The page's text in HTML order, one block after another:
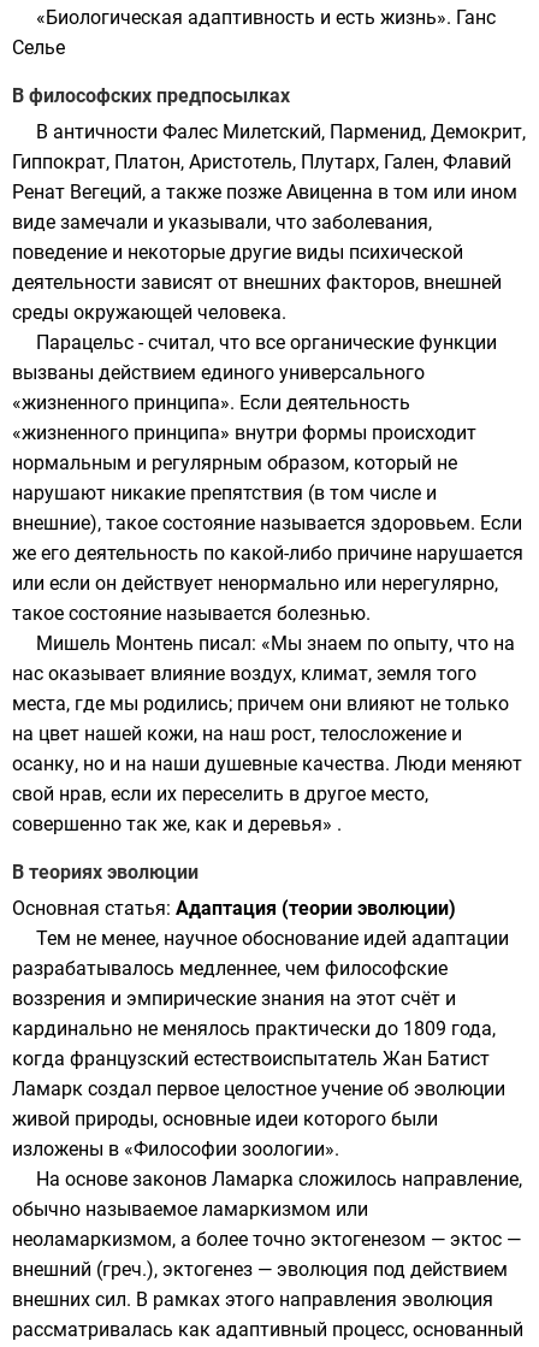
«Биологическая адаптивность и есть жизнь». Ганс
Селье
В философских предпосылках
В античности Фалес Милетский, Парменид, Демокрит,
Гиппократ, Платон, Аристотель, Плутарх, Гален, Флавий
Ренат Вегеций, а также позже Авиценна в том или ином
виде замечали и указывали, что заболевания,
поведение и некоторые другие виды психической
деятельности зависят от внешних факторов, внешней
среды окружающей человека.
Парацельс - считал, что все органические функции
вызваны действием единого универсального
«жизненного принципа». Если деятельность
«жизненного принципа» внутри формы происходит
нормальным и регулярным образом, который не
нарушают никакие препятствия (в том числе и
внешние), такое состояние называется здоровьем. Если
же его деятельность по какой-либо причине нарушается
или если он действует ненормально или нерегулярно,
такое состояние называется болезнью.
Мишель Монтень писал: «Мы знаем по опыту, что на
нас оказывает влияние воздух, климат, земля того
места, где мы родились; причем они влияют не только
на цвет нашей кожи, на наш рост, телосложение и
осанку, но и на наши душевные качества. Люди меняют
свой нрав, если их переселить в другое место,
совершенно так же, как и деревья» .
В теориях эволюции
Основная статья: Адаптация (теории эволюции)
Тем не менее, научное обоснование идей адаптации
разрабатывалось медленнее, чем философские
воззрения и эмпирические знания на этот счёт и
кардинально не менялось практически до 1809 года,
когда французский естествоиспытатель Жан Батист
Ламарк создал первое целостное учение об эволюции
живой природы, основные идеи которого были
изложены в «Философии зоологии».
На основе законов Ламарка сложилось направление,
обычно называемое ламаркизмом или
неоламаркизмом, а более точно эктогенезом — эктос —
внешний (греч.), эктогенез — эволюция под действием
внешних сил. В рамках этого направления эволюция
рассматривалась как адаптивный процесс, основанный